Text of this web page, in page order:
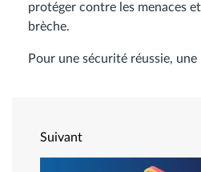
protéger contre les menaces
brèche.
Pour une sécurité réussie, une
Suivant